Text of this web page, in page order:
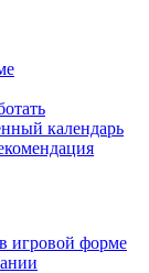
календарь
игровой форме